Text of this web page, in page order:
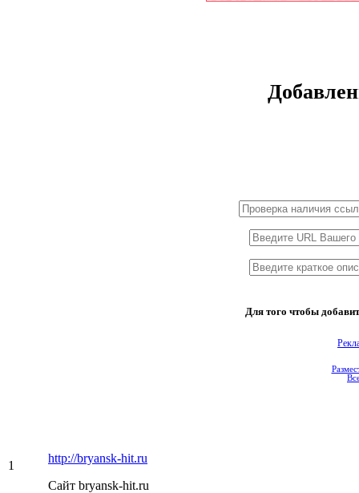
Для того чтобы
1
http://bryansk-hit.ru
Сайт bryansk-hit.ru